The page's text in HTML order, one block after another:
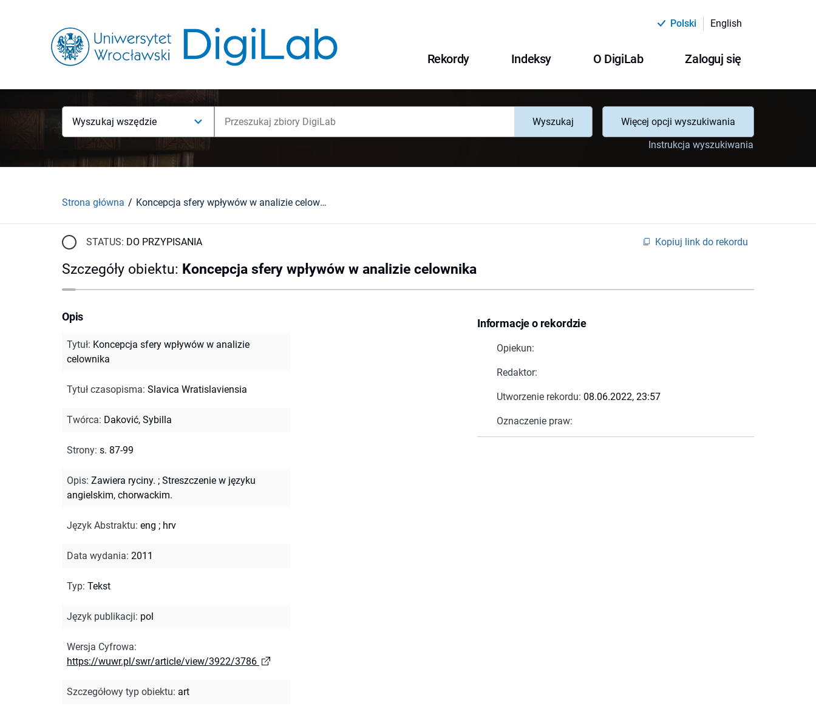
Polski English
Rekordy Indeksy O DigiLab Zaloguj się
Wyszukaj wszędzie Wyszukaj
Więcej opcji wyszukiwania
Instrukcja wyszukiwania
Strona główna Koncepcja sfery wpływów w analizie celownika
STATUS: DO PRZYPISANIA Kopiuj link do rekordu
Szczegóły obiektu: Koncepcja sfery wpływów w analizie celownika
Informacje o rekordzie
Opiekun:
Redaktor:
Utworzenie rekordu: 08.06.2022, 23:57
Oznaczenie praw:
Opis
Tytuł: Koncepcja sfery wpływów w analizie
celownika
Tytuł czasopisma: Slavica Wratislaviensia
Twórca: Daković, Sybilla
Strony: s. 87-99
Opis: Zawiera ryciny. ; Streszczenie w języku
angielskim, chorwackim.
Język Abstraktu: eng ; hrv
Data wydania: 2011
Typ: Tekst
Język publikacji: pol
Wersja Cyfrowa:
https://wuwr.pl/swr/article/view/3922/3786
Szczegółowy typ obiektu: art